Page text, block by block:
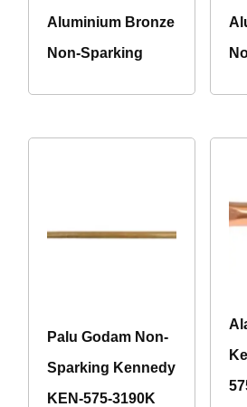
Aluminium Bronze
Non-Sparking
Palu Godam Non-
Sparking Kennedy
KEN-575-3190K